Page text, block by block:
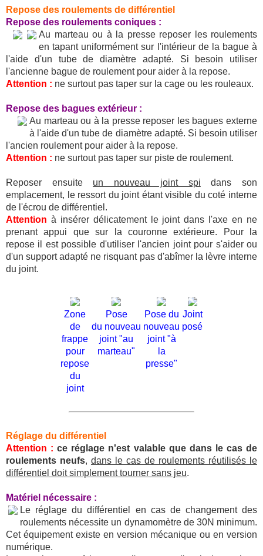
Repose des roulements de différentiel
Repose des roulements coniques :
Au marteau ou à la presse reposer les roulements
en tapant uniformément sur l'intérieur de la bague à
l'aide d'un tube de diamètre adapté. Si besoin utiliser
l'ancienne bague de roulement pour aider à la repose.
Attention : ne surtout pas taper sur la cage ou les rouleaux.
Repose des bagues extérieur :
Au marteau ou à la presse reposer les bagues externe
à l'aide d'un tube de diamètre adapté. Si besoin utiliser
l'ancien roulement pour aider à la repose.
Attention : ne surtout pas taper sur piste de roulement.
Reposer ensuite un nouveau joint spi dans son
emplacement, le ressort du joint étant visible du coté interne
de l'écrou de différentiel.
Attention à insérer délicatement le joint dans l'axe en ne
prenant appui que sur la couronne extérieure. Pour la
repose il est possible d'utiliser l'ancien joint pour s'aider ou
d'un support adapté ne risquant pas d'abîmer la lèvre interne
du joint.
Zone
de
frappe
pour
repose
du
joint
Pose
du nouveau
joint "au
marteau"
Pose du
nouveau
joint "à
la
presse"
Joint
posé
Réglage du différentiel
Attention : ce réglage n'est valable que dans le cas de
roulements neufs, dans le cas de roulements réutilisés le
différentiel doit simplement tourner sans jeu.
Matériel nécessaire :
Le réglage du différentiel en cas de changement des
roulements nécessite un dynamomètre de 30N minimum.
Cet équipement existe en version mécanique ou en version
numérique.